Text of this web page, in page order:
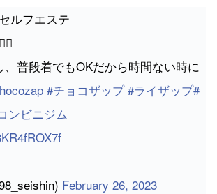
ルフエステ
普段着でもOKだから時間ない時に
#チョコザップ #ライザップ#
ンビニジム
February 26, 2023